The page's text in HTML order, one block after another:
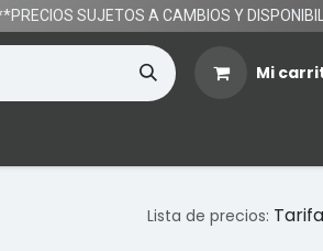
SUJETOS A CAMBIOS Y
Mi
Lista de precios: